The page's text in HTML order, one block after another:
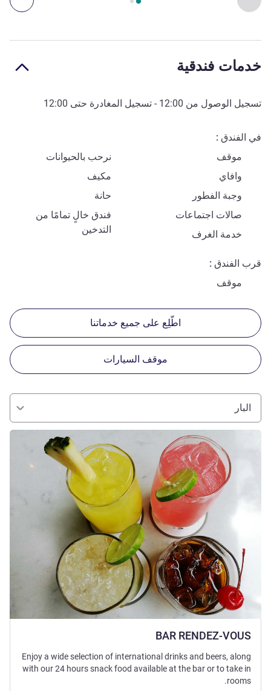
خدمات فندقية
تسجيل الوصول من 12:00 - تسجيل المغادرة حتى 12:00
في الفندق
موقف
نرحب بالحيوانات
وافاي
مكيف
وجبة الفطور
حانة
صالات اجتماعات
فندق خالٍ تمامًا من
التدخين
خدمة الغرف
قرب الفندق
موقف
اطّلِع على جميع خدماتنا
موقف السيارات
البار
BAR RENDEZ-VOUS
راجع التفاصيل
Enjoy a wide selection of international drinks and beers, along
with our 24 hours snack food available at the bar or to take in
rooms.